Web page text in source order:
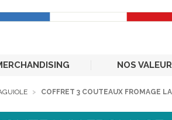
NOS
COFFRET 3 COUTEAUX FROMAGE